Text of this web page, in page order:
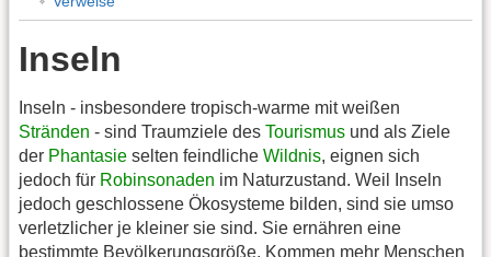
Inseln
Inseln - insbesondere tropisch-warme mit weißen
Stränden - sind Traumziele des Tourismus und als Ziele
der Phantasie selten feindliche Wildnis, eignen sich
jedoch für Robinsonaden im Naturzustand. Weil Inseln
jedoch geschlossene Ökosysteme bilden, sind sie umso
verletzlicher je kleiner sie sind. Sie ernähren eine
bestimmte Bevölkerungsgröße. Kommen mehr Menschen